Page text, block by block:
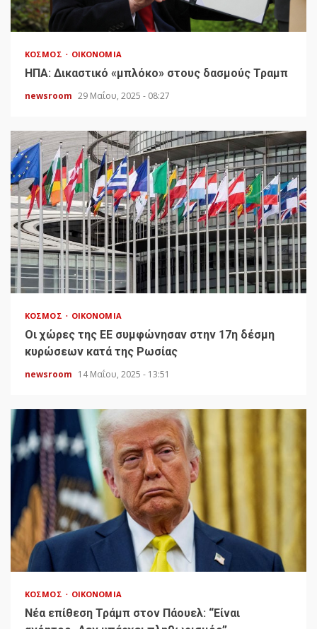
ΚΌΣΜΟΣ ΟΙΚΟΝΟΜΊΑ
HΠΑ: Δικαστικό «μπλόκο» στους δασμούς Τραμπ
newsroom 29 Μαΐου, 2025 - 08:27
ΚΌΣΜΟΣ ΟΙΚΟΝΟΜΊΑ
Οι χώρες της ΕΕ συμφώνησαν στην 17η δέσμη
κυρώσεων κατά της Ρωσίας
newsroom 14 Μαΐου, 2025 - 13:51
ΚΌΣΜΟΣ ΟΙΚΟΝΟΜΊΑ
Νέα επίθεση Τράμπ στον Πάουελ: “Είναι